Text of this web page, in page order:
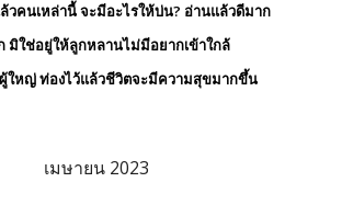
ล้วคนเหล่านี้ จะมีอะไรให้บ่น? อ่านแล้วดีมาก
มิใช่อยู่ให้ลูกหลานไม่มีอยากเข้าใกล้
ผู้ใหญ่ ท่องไว้แล้วชีวิตจะมีความสุขมากขึ้น
เมษายน 2023